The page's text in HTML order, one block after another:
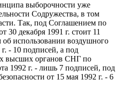
выборочности уже
Содружества, в том
Так, под Соглашением по
30 декабря 1991 г. стоит 11
использовании воздушного
- 10 подписей, а под
высших органов СНГ по
1992 г. - лишь 7 подписей, под
от 15 мая 1992 г. - 6